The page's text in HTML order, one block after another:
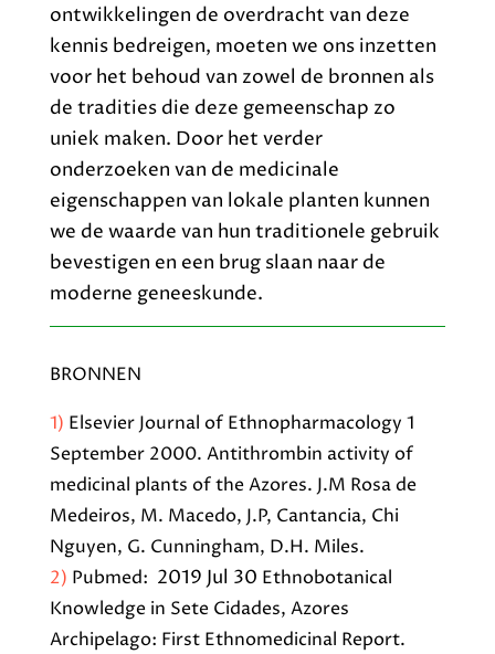
ontwikkelingen de overdracht van deze
kennis bedreigen, moeten we ons inzetten
voor het behoud van zowel de bronnen als
de tradities die deze gemeenschap zo
uniek maken. Door het verder
onderzoeken van de medicinale
eigenschappen van lokale planten kunnen
we de waarde van hun traditionele gebruik
bevestigen en een brug slaan naar de
moderne geneeskunde.
BRONNEN
1) Elsevier Journal of Ethnopharmacology 1
September 2000. Antithrombin activity of
medicinal plants of the Azores. J.M Rosa de
Medeiros, M. Macedo, J.P, Cantancia, Chi
Nguyen, G. Cunningham, D.H. Miles.
2) Pubmed: 2019 Jul 30 Ethnobotanical
Knowledge in Sete Cidades, Azores
Archipelago: First Ethnomedicinal Report.